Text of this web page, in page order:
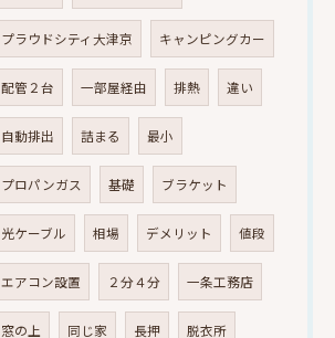
プラウドシティ大津京 キャンピングカー
配管２台 一部屋経由 排熱 違い
自動排出 詰まる 最小
プロパンガス 基礎 ブラケット
光ケーブル 相場 デメリット 値段
エアコン設置 ２分４分 一条工務店
窓の上 同じ家 長押 脱衣所